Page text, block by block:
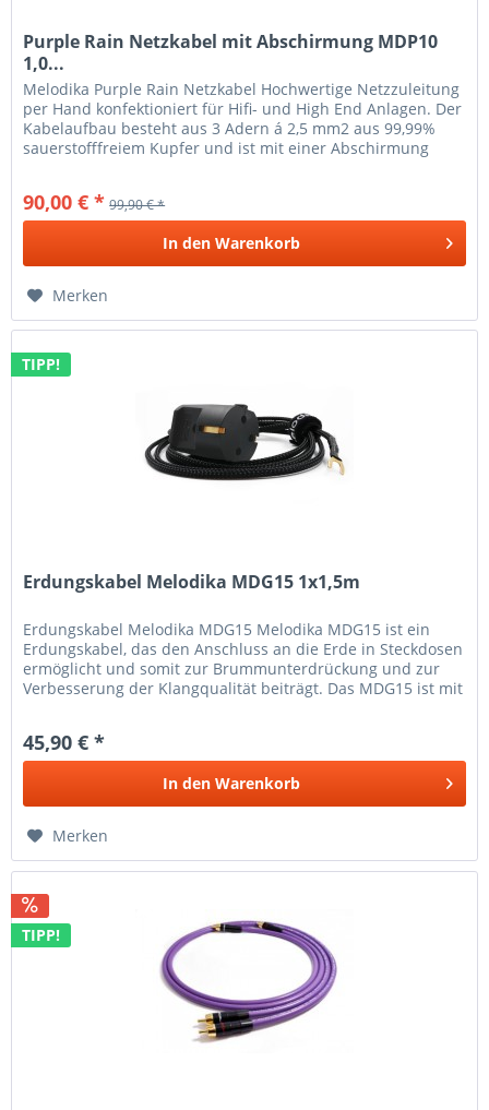
Purple Rain Netzkabel mit Abschirmung MDP10
1,0...
Melodika Purple Rain Netzkabel Hochwertige Netzzuleitung
per Hand konfektioniert für Hifi- und High End Anlagen. Der
Kabelaufbau besteht aus 3 Adern á 2,5 mm2 aus 99,99%
sauerstofffreiem Kupfer und ist mit einer Abschirmung
90,00 € * 99,90 € *
In den Warenkorb
Merken
TIPP!
Erdungskabel Melodika MDG15 1x1,5m
Erdungskabel Melodika MDG15 Melodika MDG15 ist ein
Erdungskabel, das den Anschluss an die Erde in Steckdosen
ermöglicht und somit zur Brummunterdrückung und zur
Verbesserung der Klangqualität beiträgt. Das MDG15 ist mit
45,90 € *
In den Warenkorb
Merken
TIPP!